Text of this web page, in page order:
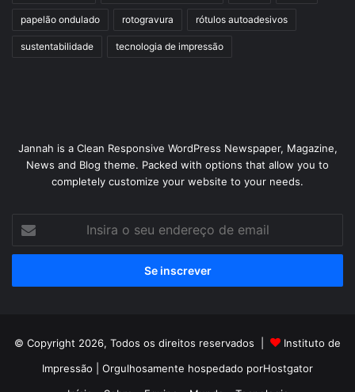
papelão ondulado rotogravura rótulos autoadesivos
sustentabilidade tecnologia de impressão
Jannah is a Clean Responsive WordPress Newspaper, Magazine,
News and Blog theme. Packed with options that allow you to
completely customize your website to your needs.
seu
de
© Copyright 2026, Todos os direitos reservados |
Instituto de
Impressão | Orgulhosamente hospedado porHostgator